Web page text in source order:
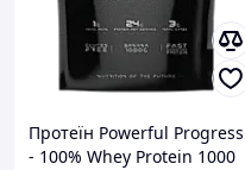
Протеїн Powerful Progress
- 100% Whey Protein 1000